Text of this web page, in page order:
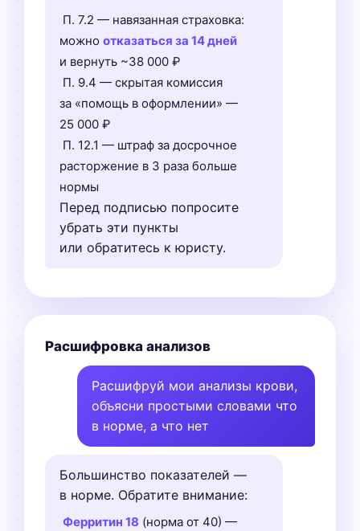
П. 7.2 — навязанная страховка:
можно отказаться за 14 дней
и вернуть ~38 000 ₽
П. 9.4 — скрытая комиссия
за «помощь в оформлении» —
25 000 ₽
П. 12.1 — штраф за досрочное
расторжение в 3 раза больше
нормы
Перед подписью попросите
убрать эти пункты
или обратитесь к юристу.
Расшифровка анализов
Расшифруй мои анализы крови,
объясни простыми словами что
в норме, а что нет
Большинство показателей —
в норме. Обратите внимание:
Ферритин 18 (норма от 40) —